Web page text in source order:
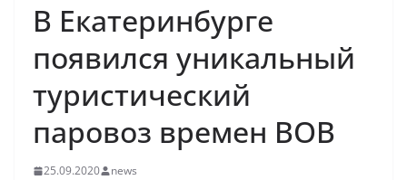
В Екатеринбурге
появился уникальный
туристический
паровоз времен ВОВ
25.09.2020 news